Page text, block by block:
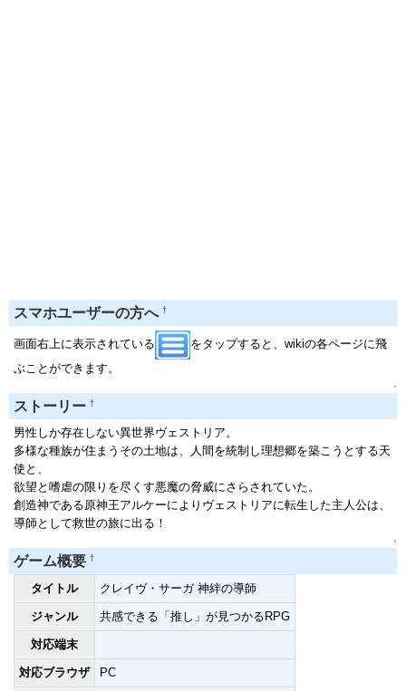
スマホユーザーの方へ †
画面右上に表示されている
をタップすると、wikiの各ページに飛
ぶことができます。
↑
ストーリー †
男性しか存在しない異世界ヴェストリア。
多様な種族が住まうその土地は、人間を統制し理想郷を築こうとする天
使と、
欲望と嗜虐の限りを尽くす悪魔の脅威にさらされていた。
創造神である原神王アルケーによりヴェストリアに転生した主人公は、
導師として救世の旅に出る！
↑
ゲーム概要 †
タイトル クレイヴ・サーガ 神絆の導師
ジャンル 共感できる「推し」が見つかるRPG
対応端末
対応ブラウザ PC